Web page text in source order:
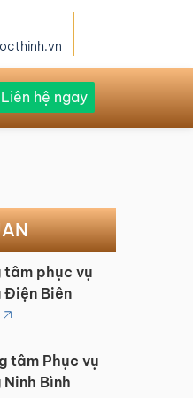
Liên hệ ngay
phục vụ
Điện Biên
tâm Phục vụ
Bình